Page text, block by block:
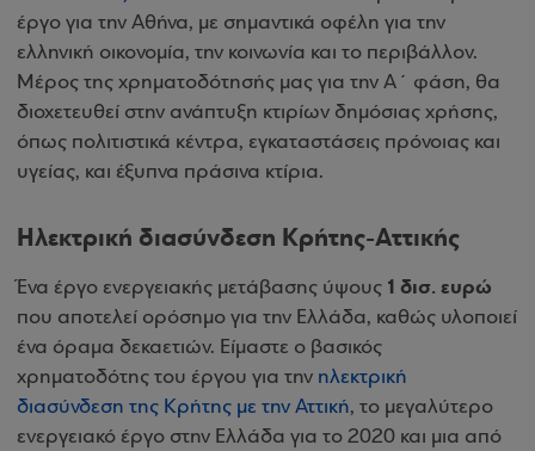
έργο για την Αθήνα, με σημαντικά οφέλη για την
ελληνική οικονομία, την κοινωνία και το περιβάλλον.
Μέρος της χρηματοδότησής μας για την Α΄ φάση, θα
διοχετευθεί στην ανάπτυξη κτιρίων δημόσιας χρήσης,
όπως πολιτιστικά κέντρα, εγκαταστάσεις πρόνοιας και
υγείας, και έξυπνα πράσινα κτίρια.
Ηλεκτρική διασύνδεση Κρήτης-Αττικής
Ένα έργο ενεργειακής μετάβασης ύψους 1 δισ. ευρώ
που αποτελεί ορόσημο για την Ελλάδα, καθώς υλοποιεί
ένα όραμα δεκαετιών. Είμαστε ο βασικός
χρηματοδότης του έργου για την ηλεκτρική
διασύνδεση της Κρήτης με την Αττική, το μεγαλύτερο
ενεργειακό έργο στην Ελλάδα για το 2020 και μια από